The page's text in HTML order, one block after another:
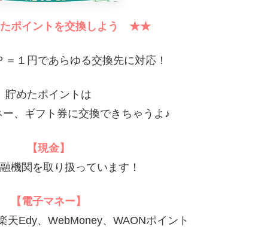
ポイントを交換しよう ★★
＝１円であらゆる交換先に対応！
貯めたポイントは
、ギフト券に交換できちゃうよ♪
【現金】
機関を取り扱っています！
【電子マネー】
天Edy、WebMoney、WAONポイント